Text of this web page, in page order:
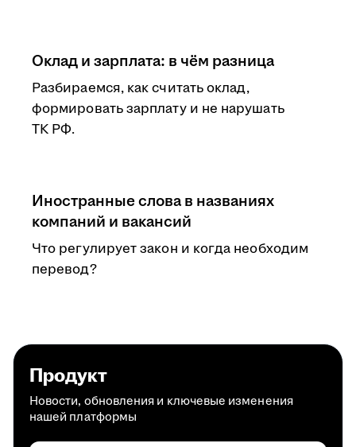
Оклад и зарплата: в чём разница
Разбираемся, как считать оклад,
формировать зарплату и не нарушать
ТК РФ.
Иностранные слова в названиях
компаний и вакансий
Что регулирует закон и когда необходим
перевод?
Продукт
Новости, обновления и ключевые изменения
нашей платформы